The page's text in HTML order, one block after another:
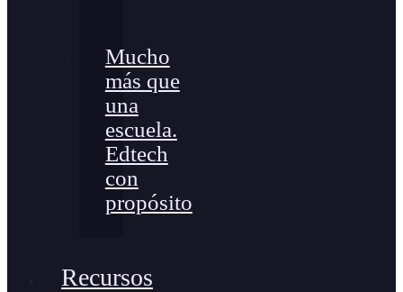
Mucho
más que
una
escuela.
Edtech
con
propósito
Recursos